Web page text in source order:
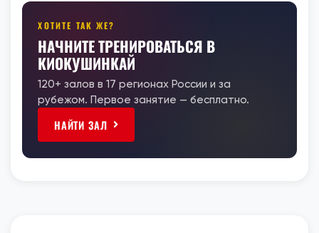
ХОТИТЕ ТАК ЖЕ?
НАЧНИТЕ ТРЕНИРОВАТЬСЯ В
КИОКУШИНКАЙ
120+ залов в 17 регионах России и за
рубежом. Первое занятие — бесплатно.
НАЙТИ ЗАЛ